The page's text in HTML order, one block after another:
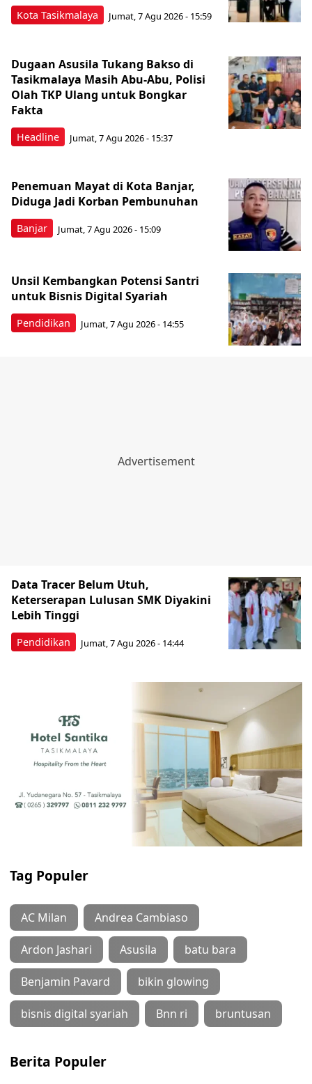
Kota Tasikmalaya Jumat, 7 Agu 2026 - 15:59
Headline
Dugaan Asusila Tukang Bakso di
Tasikmalaya Masih Abu-Abu, Polisi
Olah TKP Ulang untuk Bongkar
Fakta
Jumat, 7 Agu 2026 - 15:37
Banjar
Penemuan Mayat di Kota Banjar,
Diduga Jadi Korban Pembunuhan
Jumat, 7 Agu 2026 - 15:09
Pendidikan
Unsil Kembangkan Potensi Santri
untuk Bisnis Digital Syariah
Jumat, 7 Agu 2026 - 14:55
Pendidikan
Data Tracer Belum Utuh,
Keterserapan Lulusan SMK Diyakini
Lebih Tinggi
Jumat, 7 Agu 2026 - 14:44
Tag Populer
AC Milan Andrea Cambiaso
Ardon Jashari Asusila batu bara
Benjamin Pavard bikin glowing
bisnis digital syariah Bnn ri bruntusan
Berita Populer